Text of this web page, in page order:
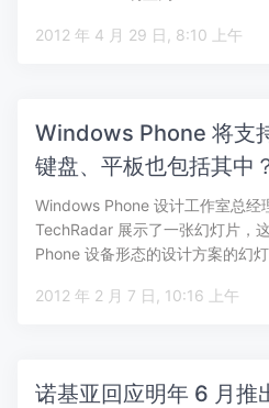
2012 年 4 月 29 日, 8:10 上午
Windows Phone 将支
键盘、平板也包括其中
Windows Phone 设计工作室总经
TechRadar 展示了一张幻灯片，
Phone 设备形态的设计方案的幻
2012 年 2 月 7 日, 10:16 上午
诺基亚回应明年 6 月